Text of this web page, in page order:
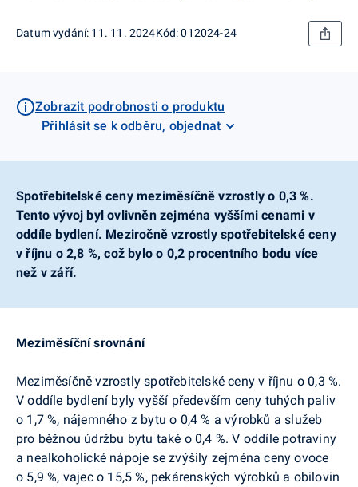
Datum vydání: 11. 11. 2024Kód: 012024-24
Zobrazit podrobnosti o produktu
Přihlásit se k odběru, objednat
Spotřebitelské ceny meziměsíčně vzrostly o 0,3 %.
Tento vývoj byl ovlivněn zejména vyššími cenami v
oddíle bydlení. Meziročně vzrostly spotřebitelské ceny
v říjnu o 2,8 %, což bylo o 0,2 procentního bodu více
než v září.
Meziměsíční srovnání
Meziměsíčně vzrostly spotřebitelské ceny v říjnu o 0,3 %.
V oddíle bydlení byly vyšší především ceny tuhých paliv
o 1,7 %, nájemného z bytu o 0,4 % a výrobků a služeb
pro běžnou údržbu bytu také o 0,4 %. V oddíle potraviny
a nealkoholické nápoje se zvýšily zejména ceny ovoce
o 5,9 %, vajec o 15,5 %, pekárenských výrobků a obilovin